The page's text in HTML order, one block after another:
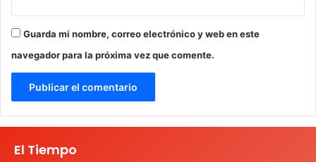
Guarda mi nombre, correo electrónico y web en este
navegador para la próxima vez que comente.
El Tiempo